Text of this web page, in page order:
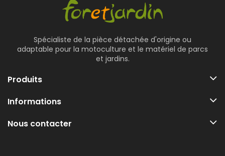
Spécialiste de la pièce détachée d'origine ou
adaptable pour la motoculture et le matériel de parcs
et jardins.
Produits
Informations
Nous contacter